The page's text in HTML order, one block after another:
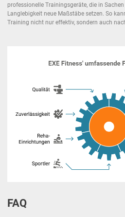
professionelle Trainingsgeräte, die in
Langlebigkeit neue Maßstäbe setzen. So
Training nicht nur effektiv, sondern auch
FAQ